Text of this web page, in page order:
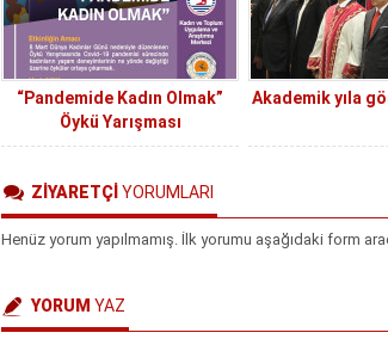
“Pandemide Kadın Olmak”
Öykü Yarışması
Akademik yıla
ZİYARETÇİ YORUMLARI
Henüz yorum yapılmamış. İlk yorumu aşağıdaki form
YORUM YAZ